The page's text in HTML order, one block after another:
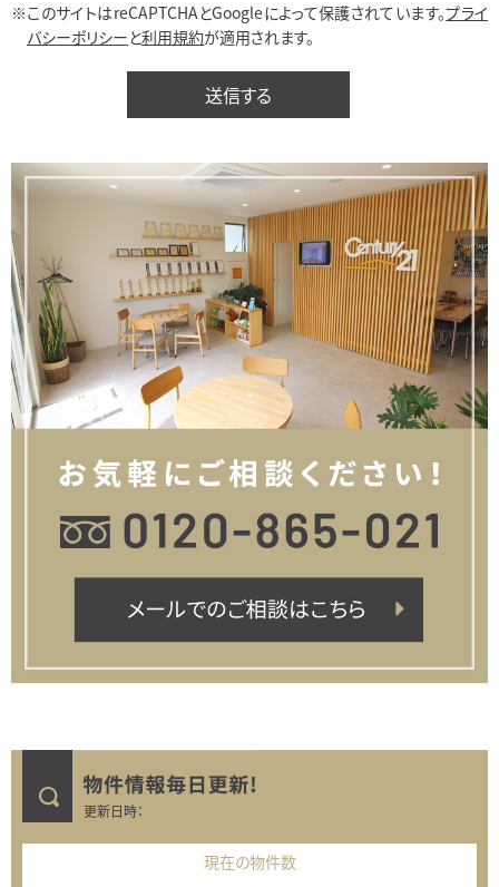
このサイトはreCAPTCHAとGoogleによって保護されています。プライ
バシーポリシー と利用規約が適用されます。
更新日時：
現在の物件数